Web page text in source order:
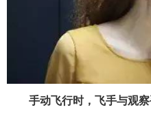
手动飞行时，飞手与观